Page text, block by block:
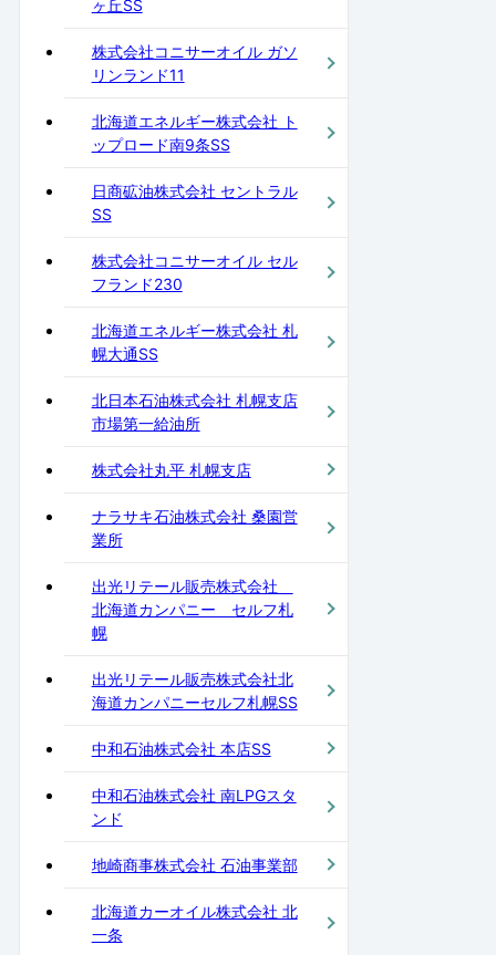
ヶ丘SS
株式会社コニサーオイル ガソ
リンランド11
北海道エネルギー株式会社 ト
ップロード南9条SS
日商砿油株式会社 セントラル
SS
株式会社コニサーオイル セル
フランド230
北海道エネルギー株式会社 札
幌大通SS
北日本石油株式会社 札幌支店
市場第一給油所
株式会社丸平 札幌支店
ナラサキ石油株式会社 桑園営
業所
出光リテール販売株式会社
北海道カンパニー セルフ札
幌
出光リテール販売株式会社北
海道カンパニーセルフ札幌SS
中和石油株式会社 本店SS
中和石油株式会社 南LPGスタ
ンド
地崎商事株式会社 石油事業部
北海道カーオイル株式会社 北
一条